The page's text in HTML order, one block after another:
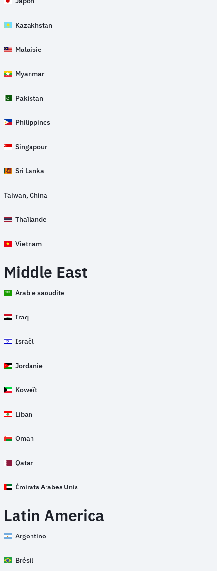
Kazakhstan
Malaisie
Myanmar
Pakistan
Philippines
Singapour
Sri Lanka
Taiwan, China
Thaïlande
Vietnam
Middle East
Arabie saoudite
Iraq
Israël
Jordanie
Koweït
Liban
Oman
Qatar
Émirats Arabes Unis
Latin America
Argentine
Brésil